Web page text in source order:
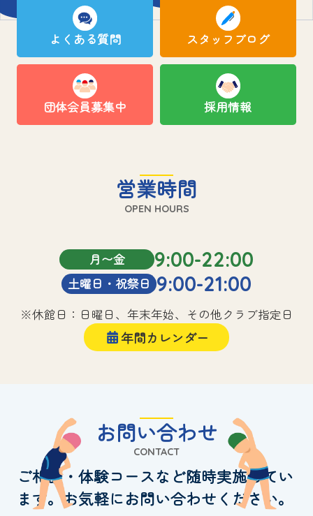
よくある質問 スタッフブログ
団体会員募集中 採用情報
営業時間
OPEN HOURS
月〜金 9:00-22:00
土曜日・祝祭日 9:00-21:00
※休館日：日曜日、年末年始、その他クラブ指定日
年間カレンダー
お問い合わせ
CONTACT
ご相談・体験コースなど随時実施してい
ます。お気軽にお問い合わせください。